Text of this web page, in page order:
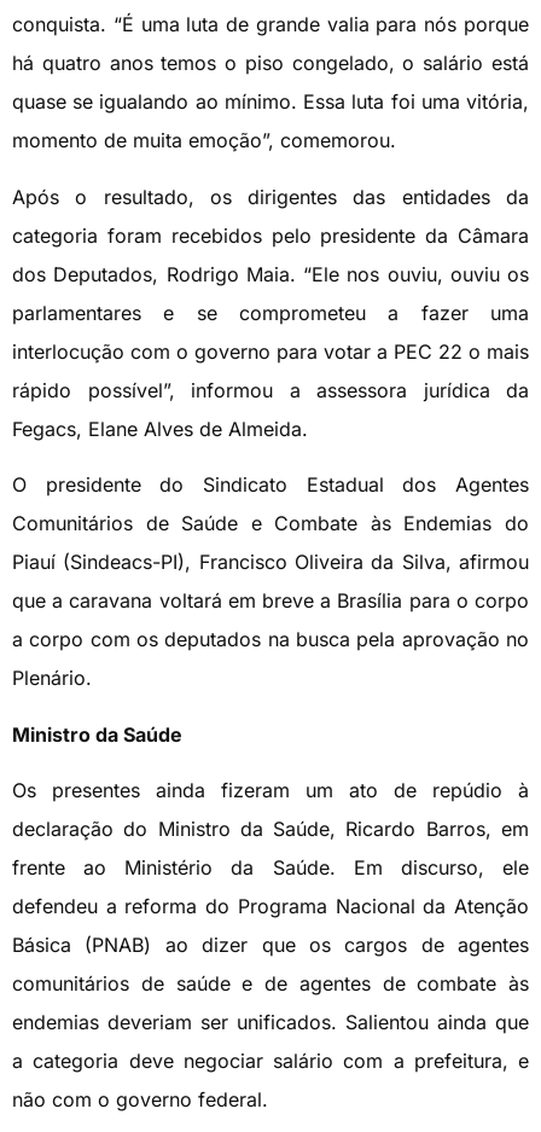
conquista. “É uma luta de grande valia para nós porque
há quatro anos temos o piso congelado, o salário está
quase se igualando ao mínimo. Essa luta foi uma vitória,
momento de muita emoção”, comemorou.
Após o resultado, os dirigentes das entidades da
categoria foram recebidos pelo presidente da Câmara
dos Deputados, Rodrigo Maia. “Ele nos ouviu, ouviu os
parlamentares e se comprometeu a fazer uma
interlocução com o governo para votar a PEC 22 o mais
rápido possível”, informou a assessora jurídica da
Fegacs, Elane Alves de Almeida.
O presidente do Sindicato Estadual dos Agentes
Comunitários de Saúde e Combate às Endemias do
Piauí (Sindeacs-PI), Francisco Oliveira da Silva, afirmou
que a caravana voltará em breve a Brasília para o corpo
a corpo com os deputados na busca pela aprovação no
Plenário.
Ministro da Saúde
Os presentes ainda fizeram um ato de repúdio à
declaração do Ministro da Saúde, Ricardo Barros, em
frente ao Ministério da Saúde. Em discurso, ele
defendeu a reforma do Programa Nacional da Atenção
Básica (PNAB) ao dizer que os cargos de agentes
comunitários de saúde e de agentes de combate às
endemias deveriam ser unificados. Salientou ainda que
a categoria deve negociar salário com a prefeitura, e
não com o governo federal.